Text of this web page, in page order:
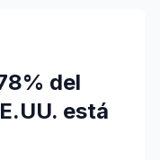
del
está